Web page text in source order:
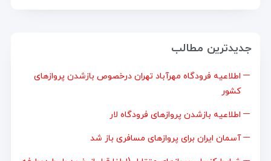
جدیدترین مطالب
اطلاعیه فرودگاه مهرآباد تهران درخصوص بازشدن پروازهای
کشور
اطلاعیه بازشدن پروازهای فرودگاه لار
آسمان ایران برای پروازهای مسافری باز شد